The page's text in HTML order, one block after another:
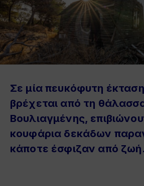
Σε μία πευκόφυτη
βρέχεται από τη
Βουλιαγμένης,
κουφάρια δεκάδων
κάποτε έσφιζαν από ζωή.